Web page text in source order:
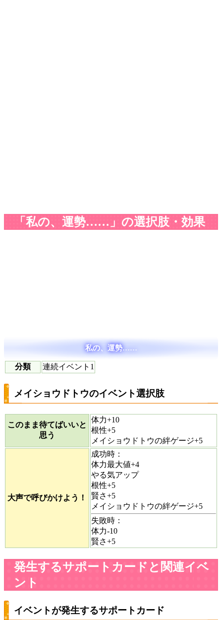
「私の、運勢……」の選択肢・効果
私の、運勢……
分類 連続イベント1
メイショウドトウのイベント選択肢
このまま待てばいいと
思う
体力+10
根性+5
メイショウドトウの絆ゲージ+5
大声で呼びかけよう！
成功時：
体力最大値+4
やる気アップ
根性+5
賢さ+5
メイショウドトウの絆ゲージ+5
失敗時：
体力-10
賢さ+5
発生するサポートカードと関連イベ
ント
イベントが発生するサポートカード